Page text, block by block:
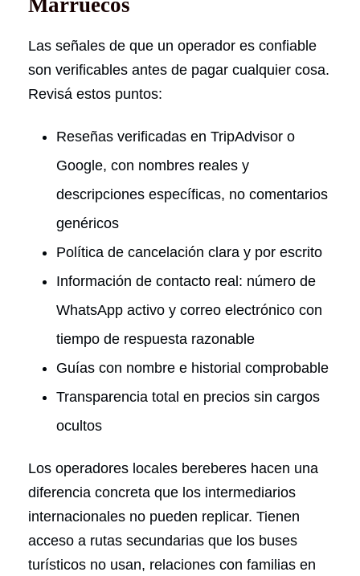
Las señales de que un operador es confiable
son verificables antes de pagar cualquier cosa.
Revisá estos puntos:
Reseñas verificadas en TripAdvisor o
Google, con nombres reales y
descripciones específicas, no comentarios
genéricos
Política de cancelación clara y por escrito
Información de contacto real: número de
WhatsApp activo y correo electrónico con
tiempo de respuesta razonable
Guías con nombre e historial comprobable
Transparencia total en precios sin cargos
ocultos
Los operadores locales bereberes hacen una
diferencia concreta que los intermediarios
internacionales no pueden replicar. Tienen
acceso a rutas secundarias que los buses
turísticos no usan, relaciones con familias en